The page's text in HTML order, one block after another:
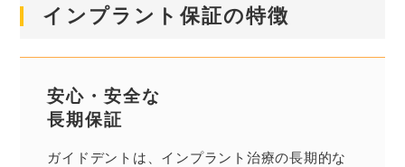
インプラント保証の特徴
安心・安全な
長期保証
ガイドデントは、インプラント治療の長期的な